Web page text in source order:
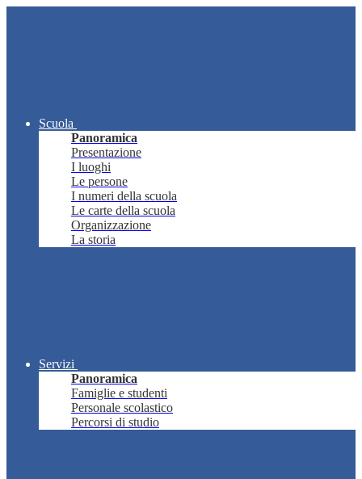
Scuola
Panoramica
Presentazione
I luoghi
Le persone
I numeri della scuola
Le carte della scuola
Organizzazione
La storia
Servizi
Panoramica
Famiglie e studenti
Personale scolastico
Percorsi di studio